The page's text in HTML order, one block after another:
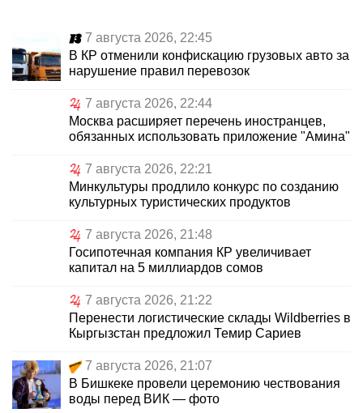
7 августа 2026, 22:45
В КР отменили конфискацию грузовых авто за
нарушение правил перевозок
7 августа 2026, 22:44
Москва расширяет перечень иностранцев,
обязанных использовать приложение "Амина"
7 августа 2026, 22:21
Минкультуры продлило конкурс по созданию
культурных туристических продуктов
7 августа 2026, 21:48
Госипотечная компания КР увеличивает
капитал на 5 миллиардов сомов
7 августа 2026, 21:22
Перенести логистические склады Wildberries в
Кыргызстан предложил Темир Сариев
7 августа 2026, 21:07
В Бишкеке провели церемонию чествования
воды перед ВИК — фото